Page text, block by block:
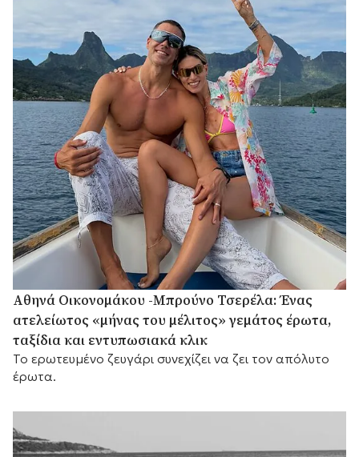
Αθηνά Οικονομάκου -Μπρούνο Τσερέλα: Ένας
ατελείωτος «μήνας του μέλιτος» γεμάτος έρωτα,
ταξίδια και εντυπωσιακά κλικ
Το ερωτευμένο ζευγάρι συνεχίζει να ζει τον απόλυτο
έρωτα.